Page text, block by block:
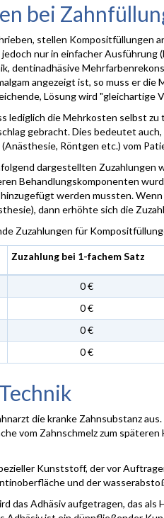
bei
stellen Kompositfüllungen
jedoch nur in einfacher
dentinadhäsive
angezeigt ist, so muss er
Lösung wird "gleichartige
lediglich die Mehrkosten selbst
gebracht. Dies bedeutet
Röntgen etc.) vom
dargestellten Zuzahlungen
Behandlungskomponenten
werden mussten.
dann erhöhte sich die
Zuzahlungen für
Zuzahlung bei 1-fachem Satz
0 €
0 €
0 €
0 €
die kranke Zahnsubstanz
vom Zahnschmelz zum
Kunststoff, der vor
und der
das Adhäsiv aufgetragen, das